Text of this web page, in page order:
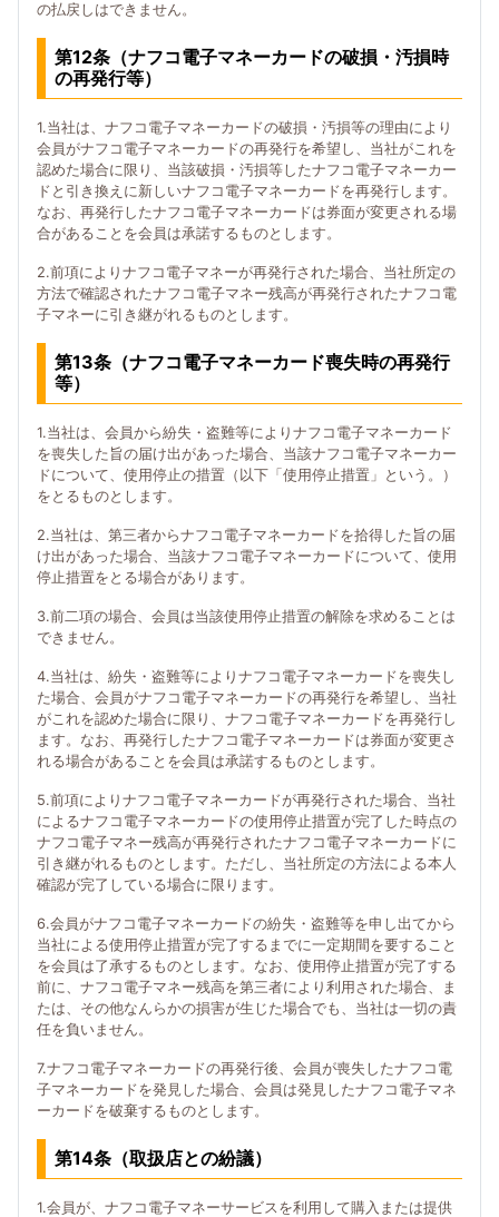
の払戻しはできません。
第12条（ナフコ電子マネーカードの破損・汚損時
の再発行等）
1.当社は、ナフコ電子マネーカードの破損・汚損等の理由により
会員がナフコ電子マネーカードの再発行を希望し、当社がこれを
認めた場合に限り、当該破損・汚損等したナフコ電子マネーカー
ドと引き換えに新しいナフコ電子マネーカードを再発行します。
なお、再発行したナフコ電子マネーカードは券面が変更される場
合があることを会員は承諾するものとします。
2.前項によりナフコ電子マネーが再発行された場合、当社所定の
方法で確認されたナフコ電子マネー残高が再発行されたナフコ電
子マネーに引き継がれるものとします。
第13条（ナフコ電子マネーカード喪失時の再発行
等）
1.当社は、会員から紛失・盗難等によりナフコ電子マネーカード
を喪失した旨の届け出があった場合、当該ナフコ電子マネーカー
ドについて、使用停止の措置（以下「使用停止措置」という。）
をとるものとします。
2.当社は、第三者からナフコ電子マネーカードを拾得した旨の届
け出があった場合、当該ナフコ電子マネーカードについて、使用
停止措置をとる場合があります。
3.前二項の場合、会員は当該使用停止措置の解除を求めることは
できません。
4.当社は、紛失・盗難等によりナフコ電子マネーカードを喪失し
た場合、会員がナフコ電子マネーカードの再発行を希望し、当社
がこれを認めた場合に限り、ナフコ電子マネーカードを再発行し
ます。なお、再発行したナフコ電子マネーカードは券面が変更さ
れる場合があることを会員は承諾するものとします。
5.前項によりナフコ電子マネーカードが再発行された場合、当社
によるナフコ電子マネーカードの使用停止措置が完了した時点の
ナフコ電子マネー残高が再発行されたナフコ電子マネーカードに
引き継がれるものとします。ただし、当社所定の方法による本人
確認が完了している場合に限ります。
6.会員がナフコ電子マネーカードの紛失・盗難等を申し出てから
当社による使用停止措置が完了するまでに一定期間を要すること
を会員は了承するものとします。なお、使用停止措置が完了する
前に、ナフコ電子マネー残高を第三者により利用された場合、ま
たは、その他なんらかの損害が生じた場合でも、当社は一切の責
任を負いません。
7.ナフコ電子マネーカードの再発行後、会員が喪失したナフコ電
子マネーカードを発見した場合、会員は発見したナフコ電子マネ
ーカードを破棄するものとします。
第14条（取扱店との紛議）
1.会員が、ナフコ電子マネーサービスを利用して購入または提供